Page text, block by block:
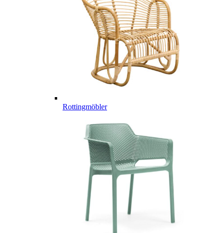
Rottingmöbler